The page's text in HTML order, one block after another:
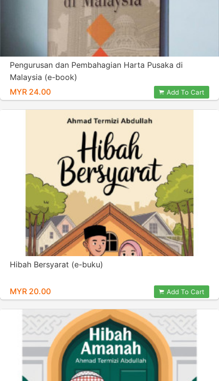
Pengurusan dan Pembahagian Harta Pusaka di
Malaysia (e-book)
MYR 24.00
Add To Cart
Hibah Bersyarat (e-buku)
MYR 20.00 Add To Cart